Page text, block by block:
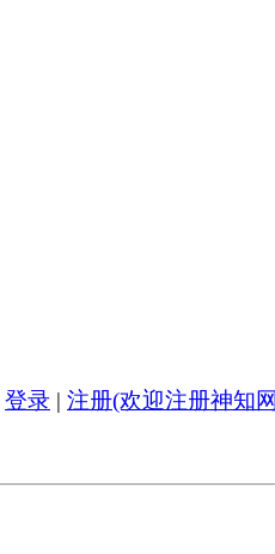
登录 | 注册(欢迎注册神知